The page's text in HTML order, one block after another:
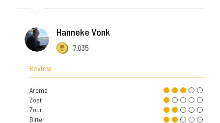
Hanneke Vonk
7.035
Review
Aroma
Zoet
Zuur
Bitter